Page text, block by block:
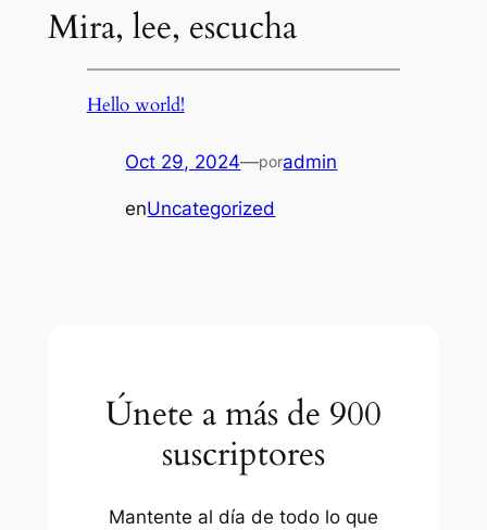
Mira, lee, escucha
Hello world!
Oct 29, 2024—poradmin
enUncategorized
Únete a más de 900
suscriptores
Mantente al día de todo lo que